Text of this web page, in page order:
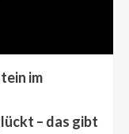
im
– das gibt